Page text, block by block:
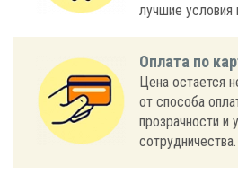
лучшие условия
Оплата по
Цена остается
от способа
прозрачности и
сотрудничества.